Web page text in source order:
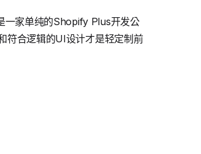
一家单纯的Shopify Plus开发公
符合逻辑的UI设计才是轻定制前